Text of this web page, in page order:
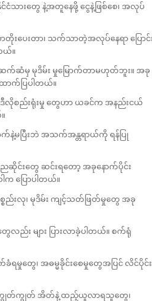
းတွေ နဲ့အတူနေဖို့ ငွေနဲ့ဖြစ်စေ၊ အလုပ်
းပေးတာ၊ သက်သာတဲ့အလုပ်နေရာ ပြောင်
ယ်။
က်ဆံမှ မုဒိမ်း မှုမြောက်တာမဟုတ်ဘူး။ အခု
ာက်ပြပါတယ်။
လိုစည်းရုံးမှု တွေဟာ ယခင်က အနည်းငယ်
နဲ့မပြီးဘဲ အသက်အန္တရာယ်ကို ရန်ပြု
င်းတွေ ဆင်းရတော့ အခုနောက်ပိုင်း
ပြောပါတယ်။
ည်းလု၊ မုဒိမ်း ကျင့်သတ်ဖြတ်မှုတွေ အခု
း များ ပြားလာခဲ့ပါတယ်။ စက်ရုံ
ရမှုတွေ၊ အဓမ္မခိုင်းစေမှုတွေအပြင် လိင်ပိုင်း
လို့ ကျွတ်ကျွတ် အိတ်နဲ့ ထည့်ယူလာရသူတွေ၊